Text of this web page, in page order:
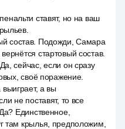
ставят, но на ваш
состав. Подожди, Самара
стартовый состав.
сейчас, если он сразу
своё поражение.
а вы
не поставят, то все
Единственное,
там крылья, предположим,